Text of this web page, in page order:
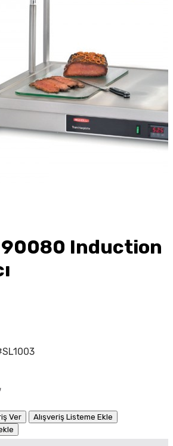
90080 Induction
Ver
Alışveriş Listeme Ekle